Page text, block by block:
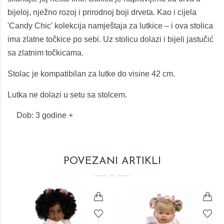
bijeloj, nježno rozoj i prirodnoj boji drveta. Kao i cijela
'Candy Chic' kolekcija namještaja za lutkice – i ova stolica
ima zlatne točkice po sebi. Uz stolicu dolazi i bijeli jastučić
sa zlatnim točkicama.
Stolac je kompatibilan za lutke do visine 42 cm.
Lutka ne dolazi u setu sa stolcem.
Dob: 3 godine +
POVEZANI ARTIKLI